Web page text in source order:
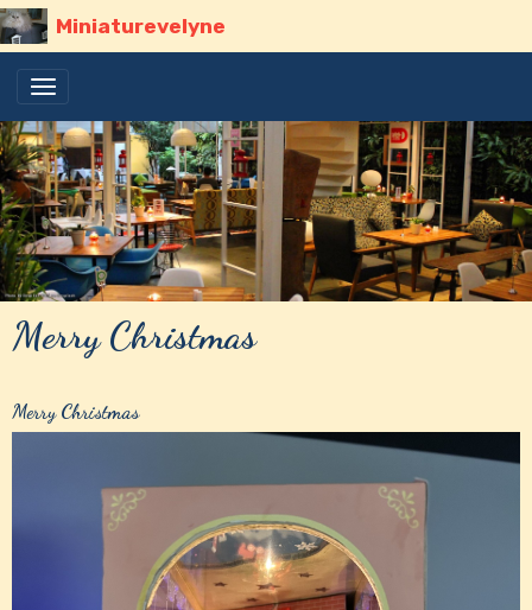
Miniaturevelyne
Merry Christmas
Merry Christmas